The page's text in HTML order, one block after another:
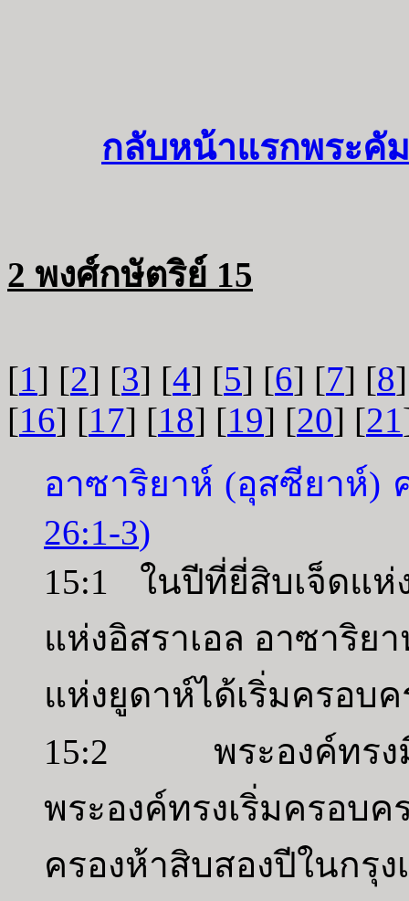
กลับหน้าแรกพระคั
2 พงศ์กษัตริย์ 15
[1] [2] [3] [4] [5] [6] [7] [8
[16] [17] [18] [19] [20] [21
อาซาริยาห์ (อุสซียาห์)
26:1-3)
15:1 ในปีที่ยี่สิบเจ็ดแห่
แห่งอิสราเอล อาซาริย
แห่งยูดาห์ได้เริ่มครอบค
15:2 พระองค์ทรงมี
พระองค์ทรงเริ่มครอ
ครองห้าสิบสองปีในกรุ